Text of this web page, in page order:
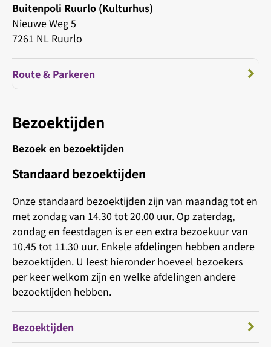
Buitenpoli Ruurlo (Kulturhus)
Nieuwe Weg 5
7261 NL Ruurlo
Route & Parkeren
Bezoektijden
Bezoek en bezoektijden
Standaard bezoektijden
Onze standaard bezoektijden zijn van maandag tot en
met zondag van 14.30 tot 20.00 uur. Op zaterdag,
zondag en feestdagen is er een extra bezoekuur van
10.45 tot 11.30 uur. Enkele afdelingen hebben andere
bezoektijden. U leest hieronder hoeveel bezoekers
per keer welkom zijn en welke afdelingen andere
bezoektijden hebben.
Bezoektijden